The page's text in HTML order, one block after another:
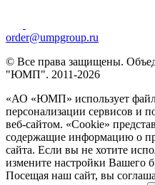
order@umpgroup.ru
© Все права защищены.
"ЮМП". 2011-2026
«АО «ЮМП» использует
персонализации сервисов и
веб-сайтом. «Cookie»
содержащие информацию о
сайта. Если вы не хотите
измените настройки Вашего
Посещая наш сайт, вы